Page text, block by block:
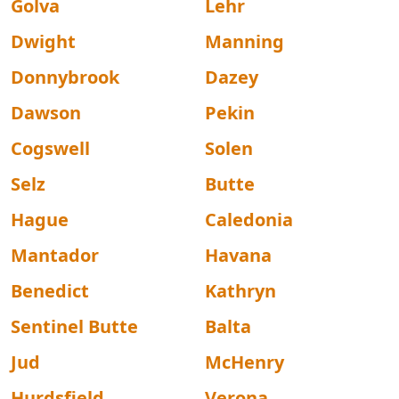
Golva
Lehr
Dwight
Manning
Donnybrook
Dazey
Dawson
Pekin
Cogswell
Solen
Selz
Butte
Hague
Caledonia
Mantador
Havana
Benedict
Kathryn
Sentinel Butte
Balta
Jud
McHenry